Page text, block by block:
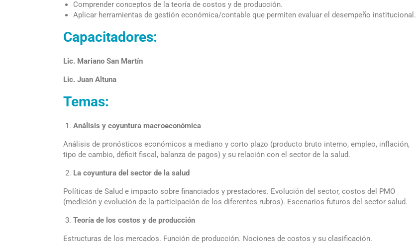
Comprender conceptos de la teoría de costos y de producción.
Aplicar herramientas de gestión económica/contable que permiten evaluar el desempeño institucional.
Capacitadores:
Lic. Mariano San Martín
Lic. Juan Altuna
Temas:
Análisis y coyuntura macroeconómica
Análisis de pronósticos económicos a mediano y corto plazo (producto bruto interno, empleo, inflación,
tipo de cambio, déficit fiscal, balanza de pagos) y su relación con el sector de la salud.
La coyuntura del sector de la salud
Políticas de Salud e impacto sobre financiados y prestadores. Evolución del sector, costos del PMO
(medición y evolución de la participación de los diferentes rubros). Escenarios futuros del sector salud.
Teoría de los costos y de producción
Estructuras de los mercados. Función de producción. Nociones de costos y su clasificación.